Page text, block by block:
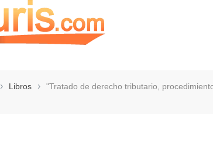
› Libros ›
"Tratado de derecho tributario,